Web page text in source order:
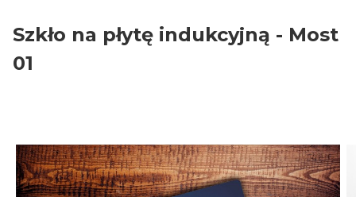
Szkło na płytę indukcyjną - Most
01